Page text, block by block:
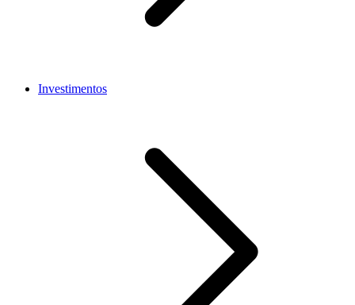
Investimentos